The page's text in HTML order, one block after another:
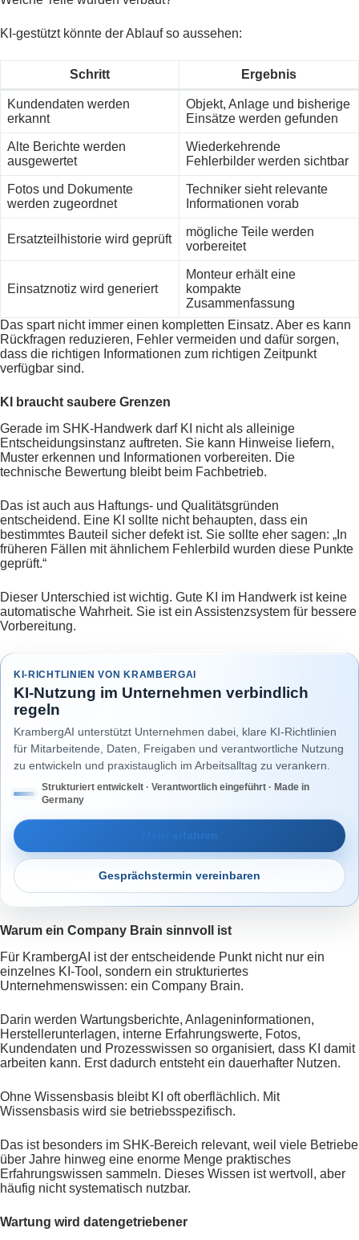
KI-gestützt könnte der Ablauf so aussehen:
Schritt Ergebnis
Kundendaten werden
erkannt
Objekt, Anlage und bisherige
Einsätze werden gefunden
Alte Berichte werden
ausgewertet
Wiederkehrende
Fehlerbilder werden sichtbar
Fotos und Dokumente
werden zugeordnet
Techniker sieht relevante
Informationen vorab
Ersatzteilhistorie wird geprüft
mögliche Teile werden
vorbereitet
Einsatznotiz wird generiert
Monteur erhält eine
kompakte
Zusammenfassung
Das spart nicht immer einen kompletten Einsatz. Aber es kann
Rückfragen reduzieren, Fehler vermeiden und dafür sorgen,
dass die richtigen Informationen zum richtigen Zeitpunkt
verfügbar sind.
KI braucht saubere Grenzen
Gerade im SHK-Handwerk darf KI nicht als alleinige
Entscheidungsinstanz auftreten. Sie kann Hinweise liefern,
Muster erkennen und Informationen vorbereiten. Die
technische Bewertung bleibt beim Fachbetrieb.
Das ist auch aus Haftungs- und Qualitätsgründen
entscheidend. Eine KI sollte nicht behaupten, dass ein
bestimmtes Bauteil sicher defekt ist. Sie sollte eher sagen: „In
früheren Fällen mit ähnlichem Fehlerbild wurden diese Punkte
geprüft.“
Dieser Unterschied ist wichtig. Gute KI im Handwerk ist keine
automatische Wahrheit. Sie ist ein Assistenzsystem für bessere
Vorbereitung.
KI-RICHTLINIEN VON KRAMBERGAI
KI-Nutzung im Unternehmen verbindlich
regeln
KrambergAI unterstützt Unternehmen dabei, klare KI-Richtlinien
für Mitarbeitende, Daten, Freigaben und verantwortliche Nutzung
zu entwickeln und praxistauglich im Arbeitsalltag zu verankern.
Strukturiert entwickelt · Verantwortlich eingeführt · Made in
Germany
Mehr erfahren
Gesprächstermin vereinbaren
Warum ein Company Brain sinnvoll ist
Für KrambergAI ist der entscheidende Punkt nicht nur ein
einzelnes KI-Tool, sondern ein strukturiertes
Unternehmenswissen: ein Company Brain.
Darin werden Wartungsberichte, Anlageninformationen,
Herstellerunterlagen, interne Erfahrungswerte, Fotos,
Kundendaten und Prozesswissen so organisiert, dass KI damit
arbeiten kann. Erst dadurch entsteht ein dauerhafter Nutzen.
Ohne Wissensbasis bleibt KI oft oberflächlich. Mit
Wissensbasis wird sie betriebsspezifisch.
Das ist besonders im SHK-Bereich relevant, weil viele Betriebe
über Jahre hinweg eine enorme Menge praktisches
Erfahrungswissen sammeln. Dieses Wissen ist wertvoll, aber
häufig nicht systematisch nutzbar.
Wartung wird datengetriebener